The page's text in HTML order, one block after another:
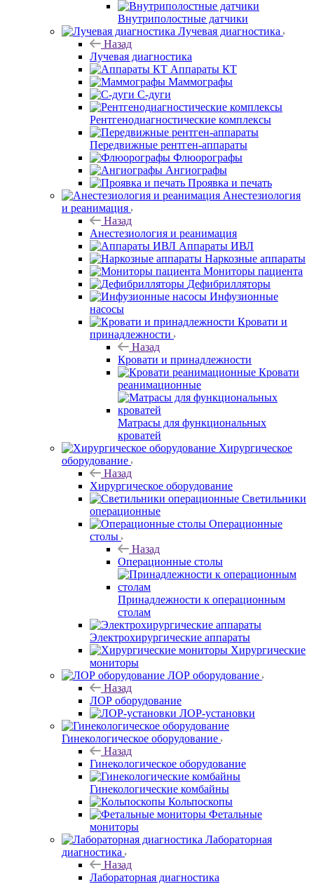
Внутриполостные датчики
Лучевая диагностика
Назад
Лучевая диагностика
Аппараты КТ
Маммографы
С-дуги
Рентгенодиагностические комплексы
Передвижные рентген-аппараты
Флюорографы
Ангиографы
Проявка и печать
Анестезиология
и реанимация
Назад
Анестезиология и реанимация
Аппараты ИВЛ
Наркозные аппараты
Мониторы пациента
Дефибрилляторы
Инфузионные
насосы
Кровати и
принадлежности
Назад
Кровати и принадлежности
Кровати
реанимационные
Матрасы для функциональных
кроватей
Хирургическое
оборудование
Назад
Хирургическое оборудование
Светильники
операционные
Операционные
столы
Назад
Операционные столы
Принадлежности к операционным
столам
Электрохирургические аппараты
Хирургические
мониторы
ЛОР оборудование
Назад
ЛОР оборудование
ЛОР-установки
Гинекологическое оборудование
Назад
Гинекологическое оборудование
Гинекологические комбайны
Кольпоскопы
Фетальные
мониторы
Лабораторная
диагностика
Назад
Лабораторная диагностика